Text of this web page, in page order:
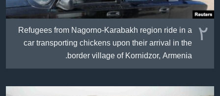
٢ Refugees from Nagorno-Karabakh region ride in a
car transporting chickens upon their arrival in the
border village of Kornidzor, Armenia.